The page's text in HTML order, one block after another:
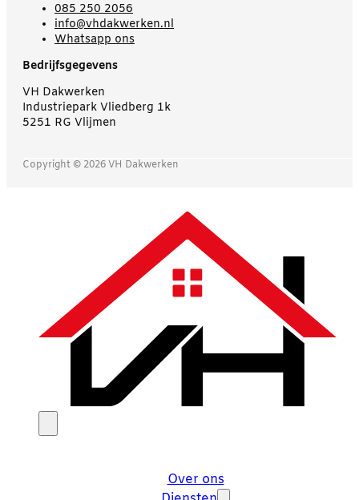
085 250 2056
info@vhdakwerken.nl
Whatsapp ons
Bedrijfsgegevens
VH Dakwerken
Industriepark Vliedberg 1k
5251 RG Vlijmen
Copyright © 2026 VH Dakwerken
Over ons